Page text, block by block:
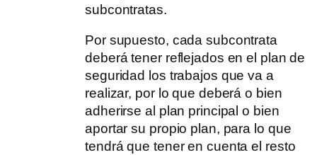
subcontratas.
Por supuesto, cada subcontrata
deberá tener reflejados en el plan de
seguridad los trabajos que va a
realizar, por lo que deberá o bien
adherirse al plan principal o bien
aportar su propio plan, para lo que
tendrá que tener en cuenta el resto